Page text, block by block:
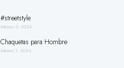
#streetstyle
febrero 3, 2024
Chaquetas para Hombre
febrero 1, 2024